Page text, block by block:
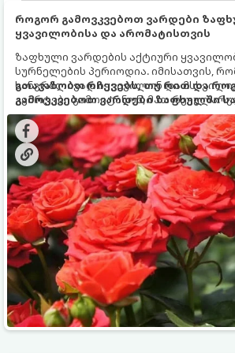
როგორ გამოვკვებოთ ვარდები
ყვავილობისა და არომატისთვის
ზაფხული ვარდების აქტიური
სურნელების პერიოდია. იმისათვის,
ხანგრძლივად იყვავილონ და მსხვილი,
კვირტები გამოიტანონ, მათ
გამოკვება სჭირდებათ. ზაფხულის
მოთხოვნილებები იცვლება, ამიტომ
ვიცოდეთ, რომელი სასუქები
გთავაზობთ რჩევებს, თუ რით და
გამოვკვებოთ ვარდები ზაფხულში
შედეგის მისაღწევად: